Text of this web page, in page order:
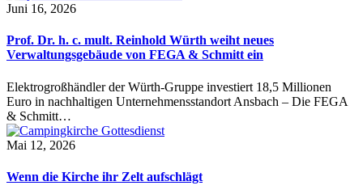
Juni 16, 2026
Prof. Dr. h. c. mult. Reinhold Würth weiht neues
Verwaltungsgebäude von FEGA & Schmitt ein
Elektrogroßhändler der Würth-Gruppe investiert 18,5 Millionen
Euro in nachhaltigen Unternehmensstandort Ansbach – Die FEGA
& Schmitt…
Mai 12, 2026
Wenn die Kirche ihr Zelt aufschlägt